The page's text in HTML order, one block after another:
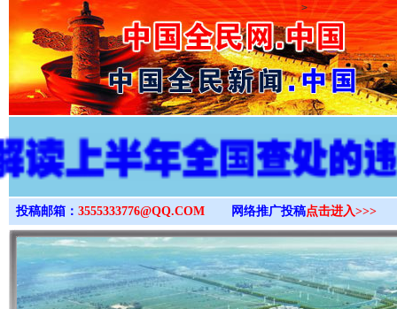
>
投稿邮箱： 3555333776@QQ.COM 网络推广投稿点击进入>>>